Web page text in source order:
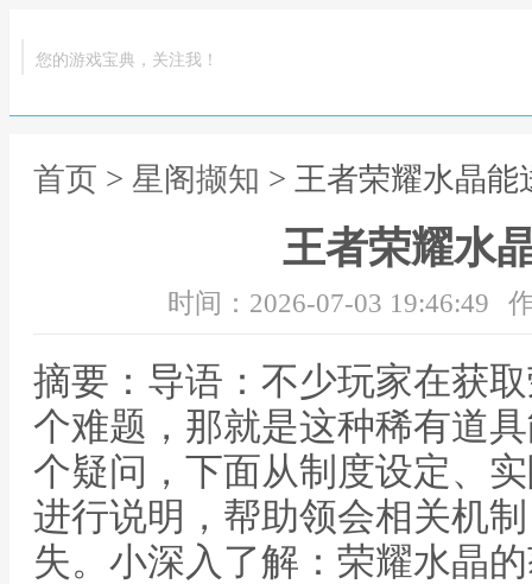
您的游戏宝典，关注我！
首页 > 星阁撷知 > 王者荣耀水晶能
王者荣耀水
时间：2026-07-03 19:46:49
摘要：导语：不少玩家在获
个难题，那就是这种稀有道
个疑问，下面从制度设定、
进行说明，帮助领会相关机
失。小深入了解：荣耀水晶